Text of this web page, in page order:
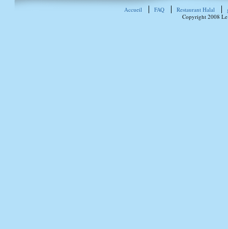
Accueil FAQ Restaurant Halal
Copyright 2008